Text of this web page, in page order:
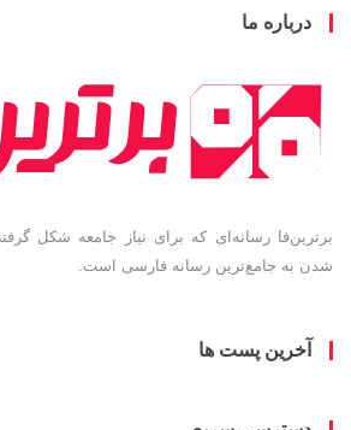
ما
رسانه‌ای که برای نیاز جامعه شکل گرفته
جامع‌ترین رسانه فارسی است.
پست ها